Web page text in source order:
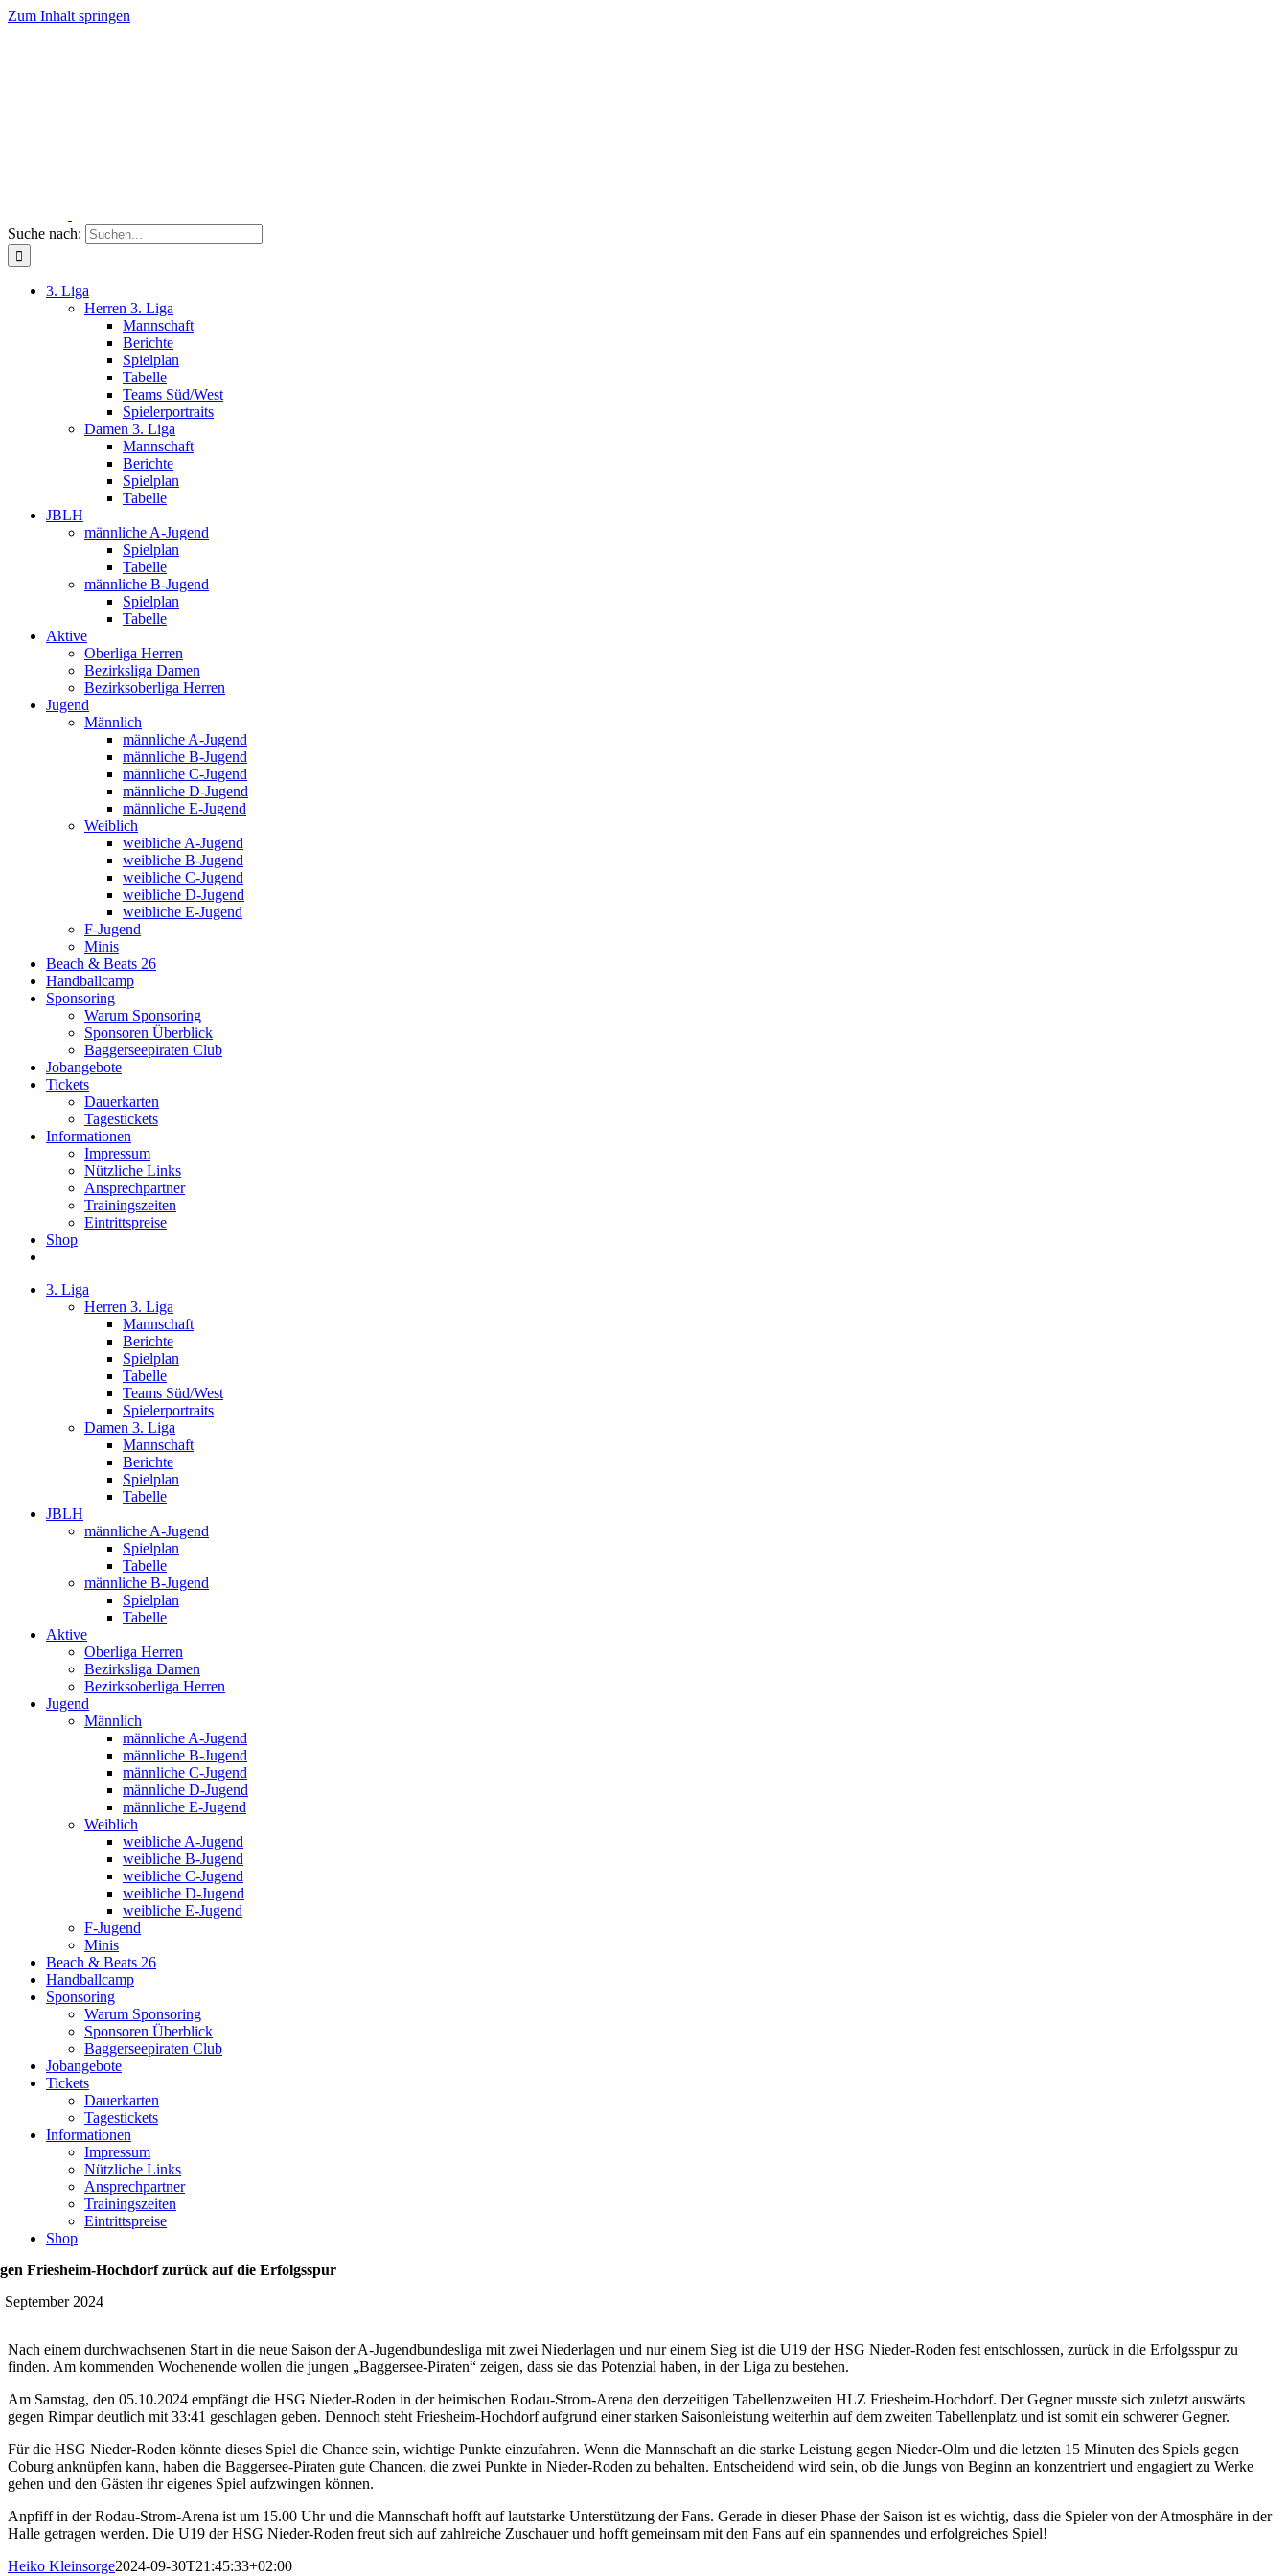
Zum Inhalt springen
Suche nach:
3. Liga
Herren 3. Liga
Mannschaft
Berichte
Spielplan
Tabelle
Teams Süd/West
Spielerportraits
Damen 3. Liga
Mannschaft
Berichte
Spielplan
Tabelle
JBLH
männliche A-Jugend
Spielplan
Tabelle
männliche B-Jugend
Spielplan
Tabelle
Aktive
Oberliga Herren
Bezirksliga Damen
Bezirksoberliga Herren
Jugend
Männlich
männliche A-Jugend
männliche B-Jugend
männliche C-Jugend
männliche D-Jugend
männliche E-Jugend
Weiblich
weibliche A-Jugend
weibliche B-Jugend
weibliche C-Jugend
weibliche D-Jugend
weibliche E-Jugend
F-Jugend
Minis
Beach & Beats 26
Handballcamp
Sponsoring
Warum Sponsoring
Sponsoren Überblick
Baggerseepiraten Club
Jobangebote
Tickets
Dauerkarten
Tagestickets
Informationen
Impressum
Nützliche Links
Ansprechpartner
Trainingszeiten
Eintrittspreise
Shop
3. Liga
Herren 3. Liga
Mannschaft
Berichte
Spielplan
Tabelle
Teams Süd/West
Spielerportraits
Damen 3. Liga
Mannschaft
Berichte
Spielplan
Tabelle
JBLH
männliche A-Jugend
Spielplan
Tabelle
männliche B-Jugend
Spielplan
Tabelle
Aktive
Oberliga Herren
Bezirksliga Damen
Bezirksoberliga Herren
Jugend
Männlich
männliche A-Jugend
männliche B-Jugend
männliche C-Jugend
männliche D-Jugend
männliche E-Jugend
Weiblich
weibliche A-Jugend
weibliche B-Jugend
weibliche C-Jugend
weibliche D-Jugend
weibliche E-Jugend
F-Jugend
Minis
Beach & Beats 26
Handballcamp
Sponsoring
Warum Sponsoring
Sponsoren Überblick
Baggerseepiraten Club
Jobangebote
Tickets
Dauerkarten
Tagestickets
Informationen
Impressum
Nützliche Links
Ansprechpartner
Trainingszeiten
Eintrittspreise
Shop
Friesheim-Hochdorf zurück auf die Erfolgsspur
September 2024
Nach einem durchwachsenen Start in die neue Saison der A-Jugendbundesliga mit zwei Niederlagen und nur einem Sieg ist die U19 der HSG Nieder-Roden fest entschlossen, zurück in die Erfolgsspur zu
finden. Am kommenden Wochenende wollen die jungen „Baggersee-Piraten“ zeigen, dass sie das Potenzial haben, in der Liga zu bestehen.
Am Samstag, den 05.10.2024 empfängt die HSG Nieder-Roden in der heimischen Rodau-Strom-Arena den derzeitigen Tabellenzweiten HLZ Friesheim-Hochdorf. Der Gegner musste sich zuletzt auswärts
gegen Rimpar deutlich mit 33:41 geschlagen geben. Dennoch steht Friesheim-Hochdorf aufgrund einer starken Saisonleistung weiterhin auf dem zweiten Tabellenplatz und ist somit ein schwerer Gegner.
Für die HSG Nieder-Roden könnte dieses Spiel die Chance sein, wichtige Punkte einzufahren. Wenn die Mannschaft an die starke Leistung gegen Nieder-Olm und die letzten 15 Minuten des Spiels gegen
Coburg anknüpfen kann, haben die Baggersee-Piraten gute Chancen, die zwei Punkte in Nieder-Roden zu behalten. Entscheidend wird sein, ob die Jungs von Beginn an konzentriert und engagiert zu Werke
gehen und den Gästen ihr eigenes Spiel aufzwingen können.
Anpfiff in der Rodau-Strom-Arena ist um 15.00 Uhr und die Mannschaft hofft auf lautstarke Unterstützung der Fans. Gerade in dieser Phase der Saison ist es wichtig, dass die Spieler von der Atmosphäre in der
Halle getragen werden. Die U19 der HSG Nieder-Roden freut sich auf zahlreiche Zuschauer und hofft gemeinsam mit den Fans auf ein spannendes und erfolgreiches Spiel!
Heiko Kleinsorge2024-09-30T21:45:33+02:00